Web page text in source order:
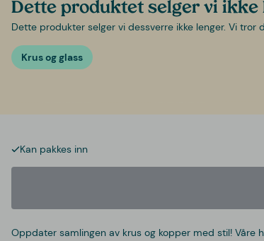
Dette produktet selger vi ikke
Dette produkter selger vi dessverre ikke lenger. Vi
Krus og glass
Kan pakkes inn
Oppdater samlingen av krus og kopper med stil! Våre